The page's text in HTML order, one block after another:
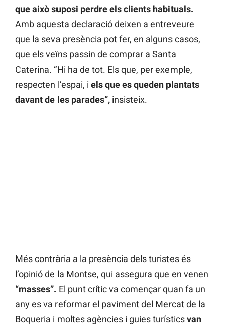
que això suposi perdre els clients habituals.
Amb aquesta declaració deixen a entreveure
que la seva presència pot fer, en alguns casos,
que els veïns passin de comprar a Santa
Caterina. “Hi ha de tot. Els que, per exemple,
respecten l’espai, i els que es queden plantats
davant de les parades”, insisteix.
Més contrària a la presència dels turistes és
l’opinió de la Montse, qui assegura que en venen
“masses”. El punt crític va començar quan fa un
any es va reformar el paviment del Mercat de la
Boqueria i moltes agències i guies turísticsvan